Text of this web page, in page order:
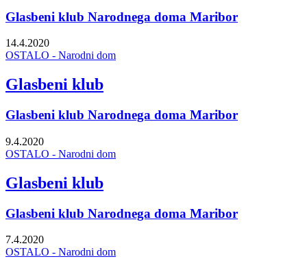
Glasbeni klub Narodnega doma Maribor
14.4.2020
OSTALO - Narodni dom
Glasbeni klub
Glasbeni klub Narodnega doma Maribor
9.4.2020
OSTALO - Narodni dom
Glasbeni klub
Glasbeni klub Narodnega doma Maribor
7.4.2020
OSTALO - Narodni dom